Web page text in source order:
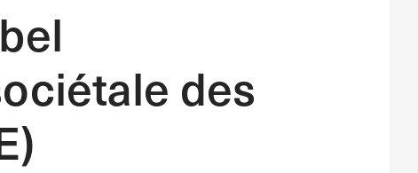
des